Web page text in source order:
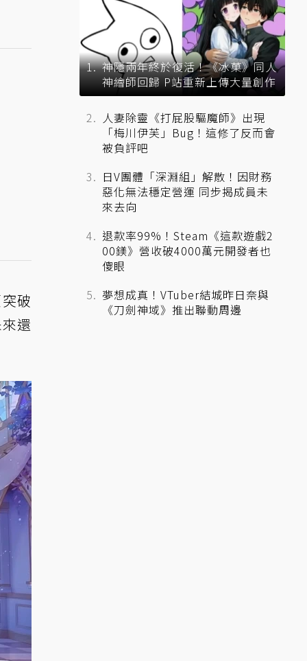
破
還
神隱兩年終於復活！《冰菓》同人
神繪師回歸 P站重新上傳大量創作
人妻除靈《打屁股驅魔師》出現
「梅川伊芙」Bug！這修了反而會
被負評吧
日V團體「深淵組」解散！因財務
惡化無法穩定營運 同步揭成員未
來去向
退款率99%！Steam《這款遊戲2
00鎂》營收破4000萬元開發者也
傻眼
夢想成真！VTuber結城昨日奈與
《刀劍神域》推出聯動周邊